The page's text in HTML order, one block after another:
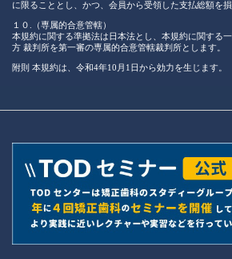
に限ることとし、かつ、会員から受領した支払総額を
１０.（専属的合意管轄）
本規約に関する準拠法は日本法とし、本規約に関する
方 裁判所を第一審の専属的合意管轄裁判所とします。
附則 本規約は、令和4年10月1日から効力を生じます。